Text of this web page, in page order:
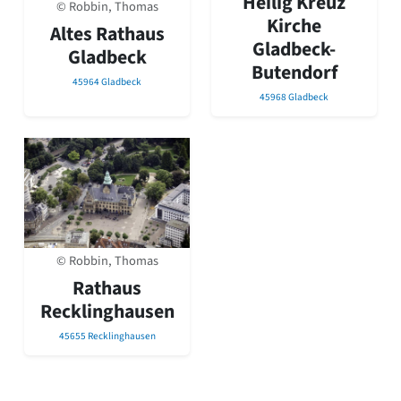
David Chipperfield
Harald Deilmann
Gottfried Böhm
Schneider von Esleben
Peter Behrens
Auszeichnung vorbildlicher Bauten NRW 2020
Epochen
Gesamtübersicht...
Gegenwart
Postmoderne
1950er-70er Jahre
Moderne
Reformarchitektur
Jugendstil
Historismus
Klassizismus
© Robbin, Thomas
Altes Rathaus
Gladbeck
45964 Gladbeck
Kirche
Gladbeck-
Butendorf
45968 Gladbeck
© Robbin, Thomas
Rathaus
Recklinghausen
45655 Recklinghausen